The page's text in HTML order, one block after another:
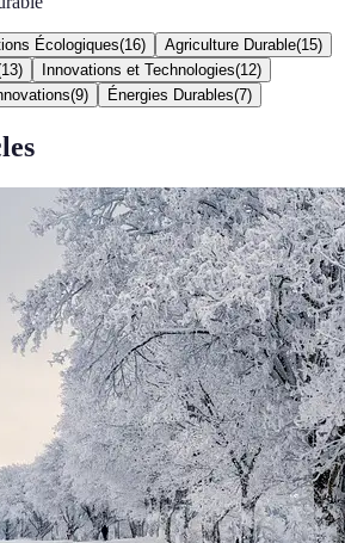
Écologiques(16) Agriculture Durable(15)
13) Innovations et Technologies(12)
(9) Énergies Durables(7)